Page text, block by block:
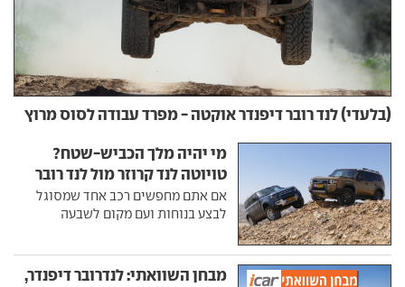
(בלעדי) לנד רובר דיפנדר אוקטה - מפרד עבודה לסוס מרוץ
מי יהיה מלך הכביש-שטח?
טויוטה לנד קרוזר מול לנד רובר
דיפנדר
אם אתם מחפשים רכב אחד שמסוגל
לבצע בנוחות ועם מקום לשבעה
מבחן השוואתי: לנדרובר דיפנדר,